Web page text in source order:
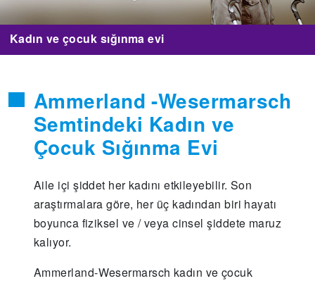
Kadın ve çocuk sığınma evi
Ammerland -Wesermarsch
Semtindeki Kadın ve
Çocuk Sığınma Evi
Aile içi şiddet her kadını etkileyebilir. Son
araştırmalara göre, her üç kadından biri hayatı
boyunca fiziksel ve / veya cinsel şiddete maruz
kalıyor.
Ammerland-Wesermarsch kadın ve çocuk